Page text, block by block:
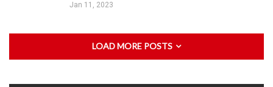
Jan 11, 2023
LOAD MORE POSTS